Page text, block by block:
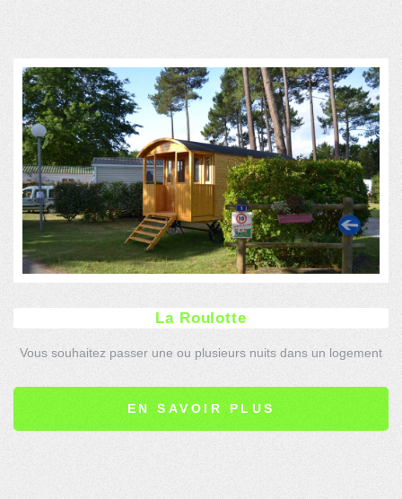
La Roulotte
Vous souhaitez passer une ou plusieurs nuits dans un logement
EN SAVOIR PLUS